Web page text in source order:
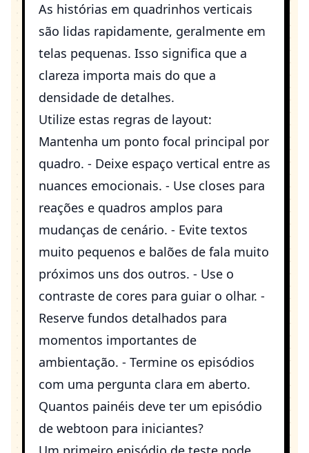
As histórias em quadrinhos verticais
são lidas rapidamente, geralmente em
telas pequenas. Isso significa que a
clareza importa mais do que a
densidade de detalhes.
Utilize estas regras de layout:
Mantenha um ponto focal principal por
quadro. - Deixe espaço vertical entre as
nuances emocionais. - Use closes para
reações e quadros amplos para
mudanças de cenário. - Evite textos
muito pequenos e balões de fala muito
próximos uns dos outros. - Use o
contraste de cores para guiar o olhar. -
Reserve fundos detalhados para
momentos importantes de
ambientação. - Termine os episódios
com uma pergunta clara em aberto.
Quantos painéis deve ter um episódio
de webtoon para iniciantes?